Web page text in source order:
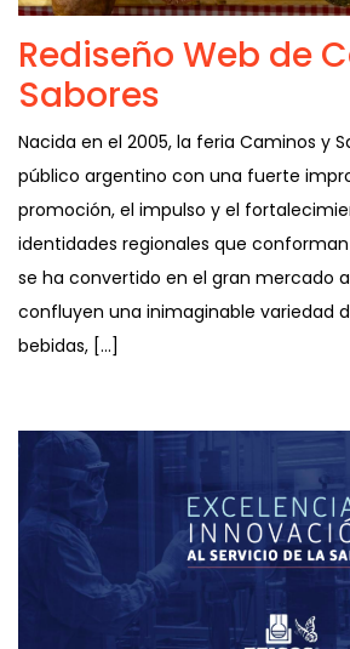
Rediseño Web de
Sabores
Nacida en el 2005, la feria Caminos y
público argentino con una fuerte
promoción, el impulso y el
identidades regionales que conforman
se ha convertido en el gran mercado
confluyen una inimaginable variedad
bebidas, […]